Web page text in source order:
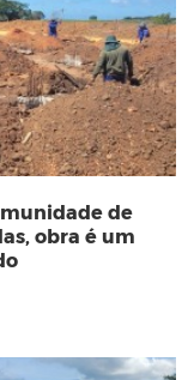
de
obra é um